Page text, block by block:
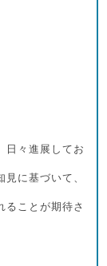
日々進展してお
に基づいて、
ることが期待さ